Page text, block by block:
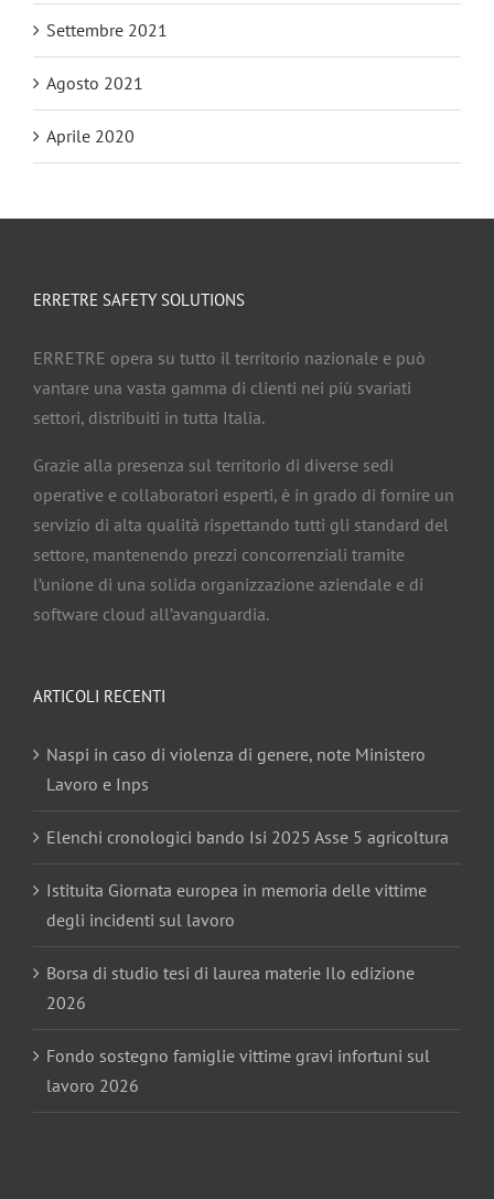
Settembre 2021
Agosto 2021
Aprile 2020
ERRETRE SAFETY SOLUTIONS
ERRETRE opera su tutto il territorio nazionale e può
vantare una vasta gamma di clienti nei più svariati
settori, distribuiti in tutta Italia.
Grazie alla presenza sul territorio di diverse sedi
operative e collaboratori esperti, è in grado di fornire un
servizio di alta qualità rispettando tutti gli standard del
settore, mantenendo prezzi concorrenziali tramite
l’unione di una solida organizzazione aziendale e di
software cloud all’avanguardia.
ARTICOLI RECENTI
Naspi in caso di violenza di genere, note Ministero
Lavoro e Inps
Elenchi cronologici bando Isi 2025 Asse 5 agricoltura
Istituita Giornata europea in memoria delle vittime
degli incidenti sul lavoro
Borsa di studio tesi di laurea materie Ilo edizione
2026
Fondo sostegno famiglie vittime gravi infortuni sul
lavoro 2026